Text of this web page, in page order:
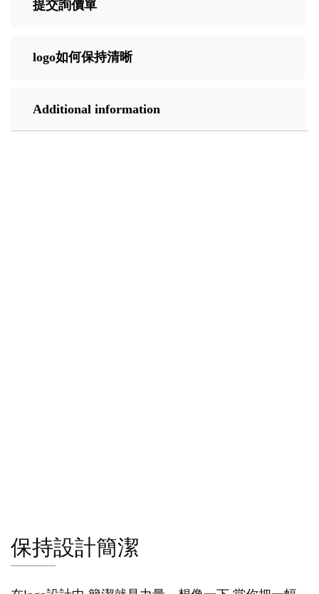
提交詢價單
logo如何保持清晰
Additional information
保持設計簡潔